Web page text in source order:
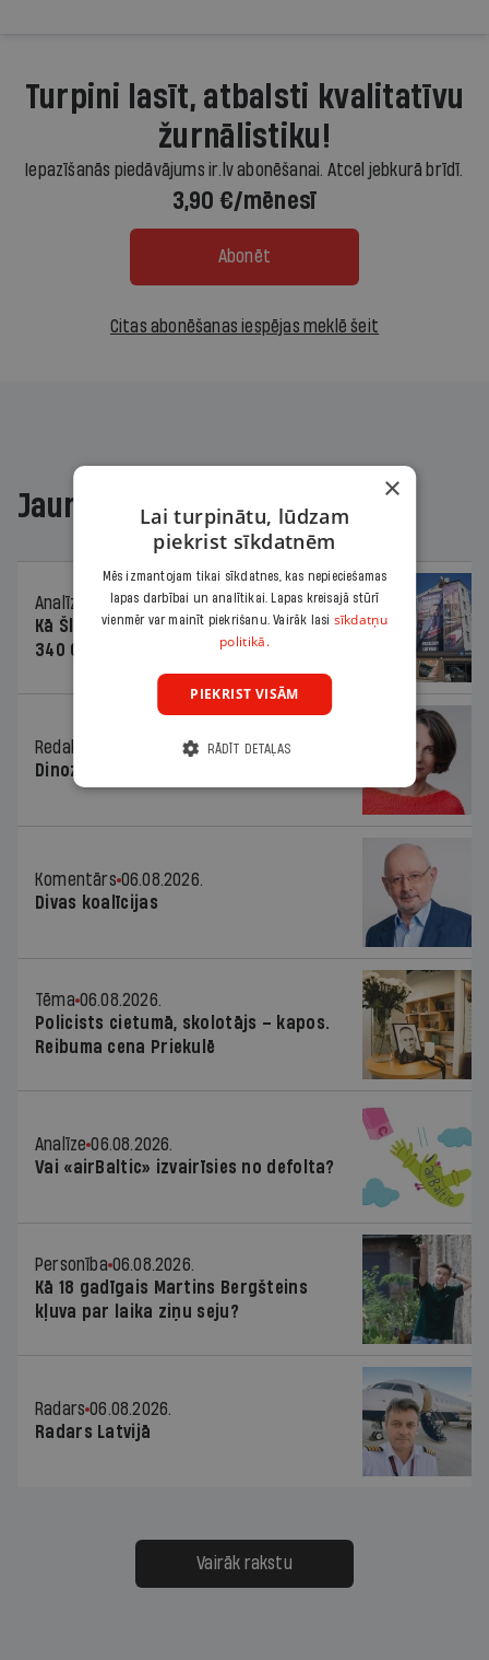
Turpini lasīt, atbalsti kvalitatīvu
žurnālistiku!
Iepazīšanās piedāvājums ir.lv abonēšanai. Atcel jebkurā brīdī.
3,90 €/mēnesī
Abonēt
Citas abonēšanas iespējas meklē šeit
Jaunākajā žurnālā
Analīze
06.08.2026.
Kā Šlesera partija palika nesodīta par
340 000 vērtu reklāmas kampaņu
Redaktores sleja
06.08.2026.
Dinozaura triks
Komentārs 06.08.2026.
Divas koalīcijas
Tēma 06.08.2026.
Policists cietumā, skolotājs – kapos.
Reibuma cena Priekulē
Analīze 06.08.2026.
Vai «airBaltic» izvairīsies no defolta?
Personība 06.08.2026.
Kā 18 gadīgais Martins Bergšteins
kļuva par laika ziņu seju?
Radars 06.08.2026.
Radars Latvijā
Vairāk rakstu
×
Lai turpinātu, lūdzam
piekrist sīkdatnēm
Mēs izmantojam tikai sīkdatnes, kas nepieciešamas
lapas darbībai un analītikai. Lapas kreisajā stūrī
vienmēr var mainīt piekrišanu. Vairāk lasi sīkdatņu
politikā.
PIEKRIST VISĀM
RĀDĪT DETAĻAS